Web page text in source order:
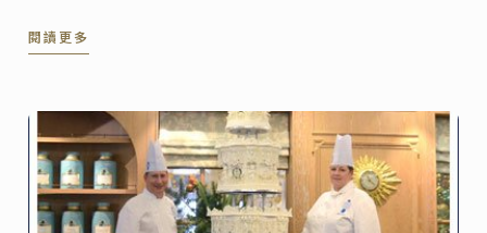
巨額收益，2017年7月底，我們總計迎來了850萬的遊客
閱讀更多